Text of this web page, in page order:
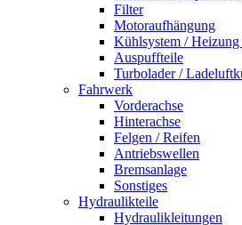
Filter
Motoraufhängung
Kühlsystem /
Auspuffteile
Turbolader /
Fahrwerk
Vorderachse
Hinterachse
Felgen / Reifen
Antriebswellen
Bremsanlage
Sonstiges
Hydraulikteile
Hydraulikleitungen